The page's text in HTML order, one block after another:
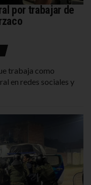
por trabajar de
trabaja como
en redes sociales y